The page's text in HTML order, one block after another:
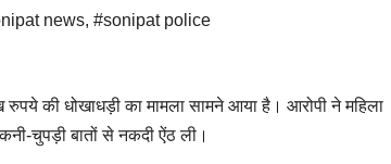
news, #sonipat police
की धोखाधड़ी का मामला सामने आया है। आरोपी ने महिला
चुपड़ी बातों से नकदी ऐंठ ली।